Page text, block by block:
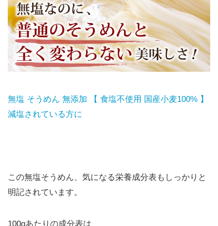
無塩 そうめん 無添加 【 食塩不使用 国産小麦100% 】
減塩されている方に
この無塩そうめん、気になる栄養成分表もしっかりと
明記されています。
100gあたりの成分表は、